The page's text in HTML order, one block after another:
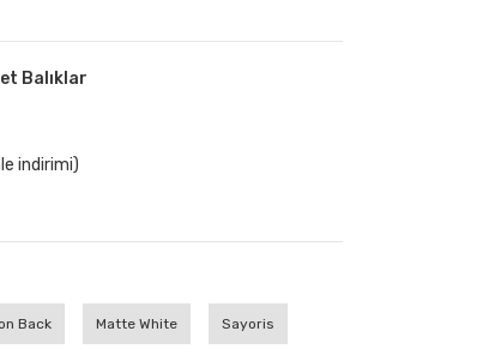
Balıklar
indirimi)
Back Matte White Sayoris